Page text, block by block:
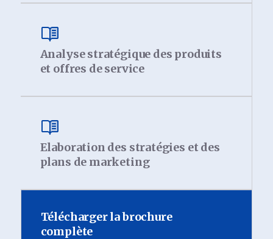
Analyse stratégique des produits
et offres de service
Elaboration des stratégies et des
plans de marketing
Télécharger la brochure
complète